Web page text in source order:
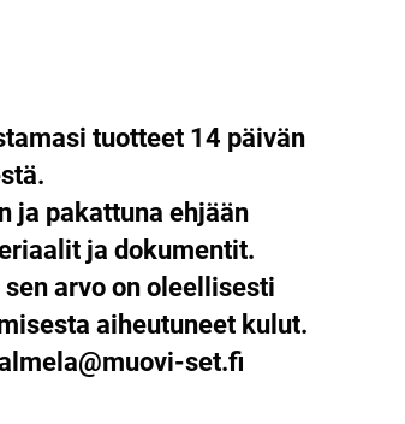
tuotteet 14 päivän
ja pakattuna ehjään
ja dokumentit.
arvo on oleellisesti
aiheutuneet kulut.
set.fi